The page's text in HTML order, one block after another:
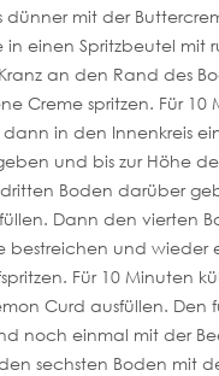
mit der
in einen Spritzbeutel mit
an den Rand des
Creme spritzen. Für 10
dann in den Innenkreis
und bis zur Höhe
Boden darüber
Dann den vierten
bestreichen und wieder
Für 10 Minuten
Curd ausfüllen. Den
noch einmal mit der
sechsten Boden mit